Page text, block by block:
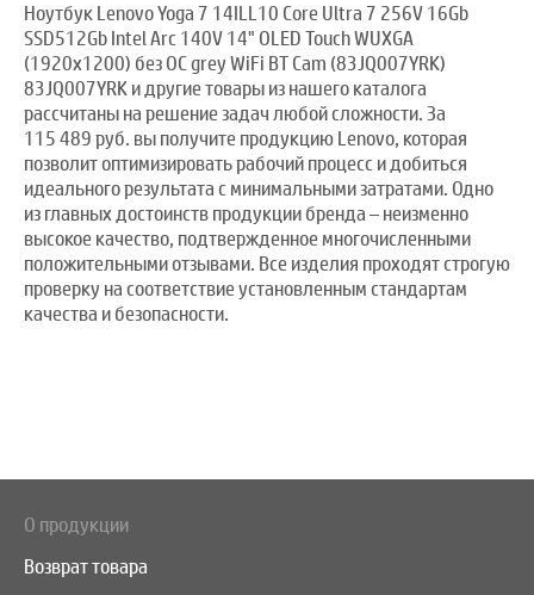
Ноутбук Lenovo Yoga 7 14ILL10 Core Ultra 7 256V 16Gb
SSD512Gb Intel Arc 140V 14" OLED Touch WUXGA
(1920x1200) без ОС grey WiFi BT Cam (83JQ007YRK)
83JQ007YRK и другие товары из нашего каталога
рассчитаны на решение задач любой сложности. За
115 489 руб. вы получите продукцию Lenovo, которая
позволит оптимизировать рабочий процесс и добиться
идеального результата с минимальными затратами. Одно
из главных достоинств продукции бренда – неизменно
высокое качество, подтвержденное многочисленными
положительными отзывами. Все изделия проходят строгую
проверку на соответствие установленным стандартам
качества и безопасности.
О продукции
Возврат товара